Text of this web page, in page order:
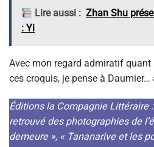
Lire aussi : Zhan Shu
: Yi
Avec mon regard admiratif quant
ces croquis, je pense à
Éditions la Compagnie Littéraire
retrouvé des photographies de
demeure », « Tananarive et les